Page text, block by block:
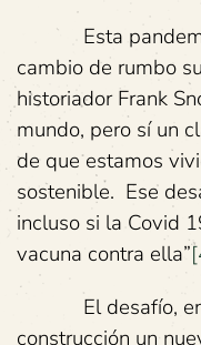
Esta pandemia
cambio de rumbo
historiador Frank
mundo, pero sí un
de que estamos
sostenible. Ese
incluso si la Covid
vacuna contra ella”
El desafío, en
construcción un